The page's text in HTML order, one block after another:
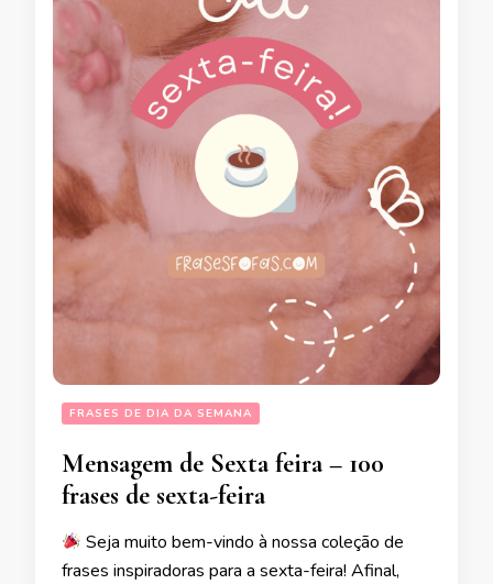
FRASES DE DIA DA SEMANA
Mensagem de Sexta feira – 100
frases de sexta-feira
Seja muito bem-vindo à nossa coleção de
frases inspiradoras para a sexta-feira! Afinal,